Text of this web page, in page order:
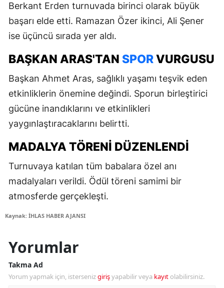
Berkant Erden turnuvada birinci olarak büyük
başarı elde etti. Ramazan Özer ikinci, Ali Şener
ise üçüncü sırada yer aldı.
BAŞKAN ARAS'TAN SPORVURGUSU
Başkan Ahmet Aras, sağlıklı yaşamı teşvik eden
etkinliklerin önemine değindi. Sporun birleştirici
gücüne inandıklarını ve etkinlikleri
yaygınlaştıracaklarını belirtti.
MADALYA TÖRENI DÜZENLENDI
Turnuvaya katılan tüm babalara özel anı
madalyaları verildi. Ödül töreni samimi bir
atmosferde gerçekleşti.
Kaynak: İHLAS HABER AJANSI
Yorumlar
Takma Ad
Yorum yapmak için, istersenizgirişyapabilir veya kayıt olabilirsiniz.